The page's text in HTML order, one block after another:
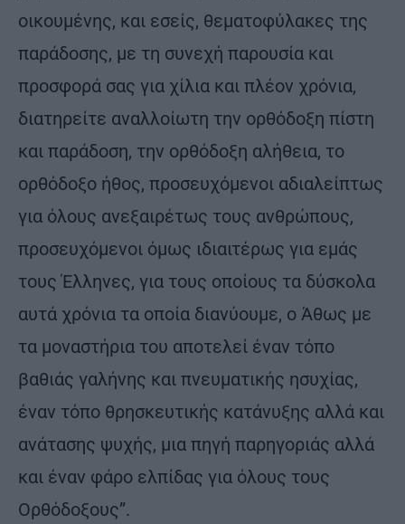
οικουμένης, και εσείς, θεματοφύλακες της
παράδοσης, με τη συνεχή παρουσία και
προσφορά σας για χίλια και πλέον χρόνια,
διατηρείτε αναλλοίωτη την ορθόδοξη πίστη
και παράδοση, την ορθόδοξη αλήθεια, το
ορθόδοξο ήθος, προσευχόμενοι αδιαλείπτως
για όλους ανεξαιρέτως τους ανθρώπους,
προσευχόμενοι όμως ιδιαιτέρως για εμάς
τους Έλληνες, για τους οποίους τα δύσκολα
αυτά χρόνια τα οποία διανύουμε, ο Άθως με
τα μοναστήρια του αποτελεί έναν τόπο
βαθιάς γαλήνης και πνευματικής ησυχίας,
έναν τόπο θρησκευτικής κατάνυξης αλλά και
ανάτασης ψυχής, μια πηγή παρηγοριάς αλλά
και έναν φάρο ελπίδας για όλους τους
Ορθόδοξους”.